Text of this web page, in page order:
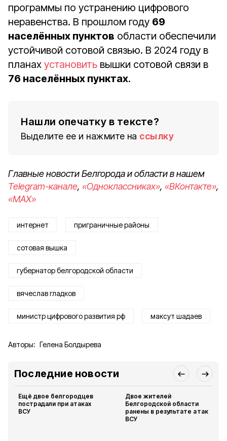
программы по устранению цифрового
неравенства. В прошлом году 69
населённых пунктов области обеспечили
устойчивой сотовой связью. В 2024 году в
планах установить вышки сотовой связи в
76 населённых пунктах.
Нашли опечатку в тексте?
Выделите ее и нажмите на ссылку
Главные новости Белгорода и области в нашем
Telegram-канале, «Одноклассниках», «ВКонтакте»,
«MAX»
интернет приграничные районы
сотовая вышка
губернатор белгородской области
вячеслав гладков
министр цифрового развития рф максут шадаев
Авторы: Гелена Болдырева
Последние новости
Ещё двое белгородцев
пострадали при атаках
ВСУ
Двое жителей
Белгородской области
ранены в результате атак
ВСУ